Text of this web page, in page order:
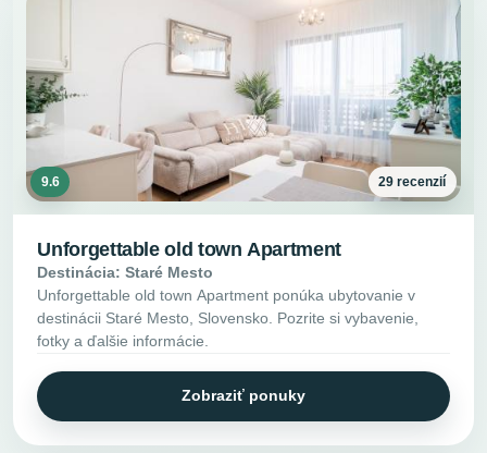
9.6 29 recenzií
Unforgettable old town Apartment
Destinácia: Staré Mesto
Unforgettable old town Apartment ponúka ubytovanie v
destinácii Staré Mesto, Slovensko. Pozrite si vybavenie,
fotky a ďalšie informácie.
Zobraziť ponuky